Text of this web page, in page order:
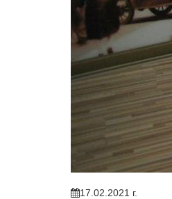
17.02.2021 г.